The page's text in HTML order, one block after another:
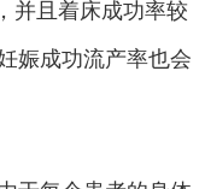
并且着床成功率较
娠成功流产率也会